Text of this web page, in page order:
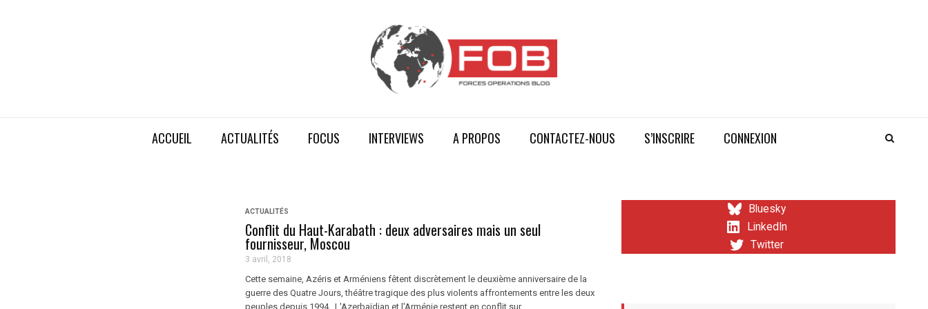
ACCUEIL ACTUALITÉS FOCUS INTERVIEWS A PROPOS CONTACTEZ-NOUS S’INSCRIRE CONNEXION
ACTUALITÉS
Conflit du Haut-Karabath : deux adversaires mais un seul
fournisseur, Moscou
3 avril, 2018
Cette semaine, Azéris et Arméniens fêtent discrètement le deuxième anniversaire de la
guerre des Quatre Jours, théâtre tragique des plus violents affrontements entre les deux
peuples depuis 1994. L'Azerbaïdjan et l'Arménie restent en conflit sur ...
Bluesky
LinkedIn
Twitter